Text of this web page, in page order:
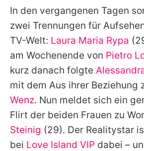
Alle Themen auf
Jobs
App runterladen
Team
Redaktionelle
Impressum
In den vergangenen Tagen
zwei Trennungen für
TV-Welt: Laura Maria Rypa
am Wochenende von Pietro
kurz danach folgte
mit dem Aus ihrer Beziehung
Wenz. Nun meldet sich ein
Flirt der beiden Frauen zu
Steinig (29). Der Realitystar
bei Love Island VIP dabei –